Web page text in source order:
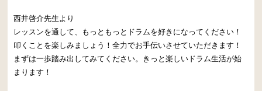
西井啓介先生より
レッスンを通して、もっともっとドラムを好きになってください！
叩くことを楽しみましょう！全力でお手伝いさせていただきます！
まずは一歩踏み出してみてください。きっと楽しいドラム生活が始
まります！